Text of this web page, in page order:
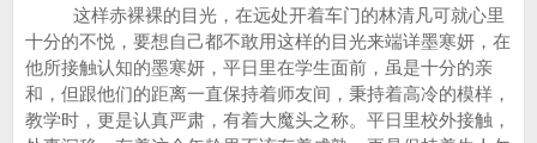
这样赤裸裸的目光，在远处开着车门的林清凡可就心里
十分的不悦，要想自己都不敢用这样的目光来端详墨寒妍，在
他所接触认知的墨寒妍，平日里在学生面前，虽是十分的亲
和，但跟他们的距离一直保持着师友间，秉持着高冷的模样，
教学时，更是认真严肃，有着大魔头之称。平日里校外接触，